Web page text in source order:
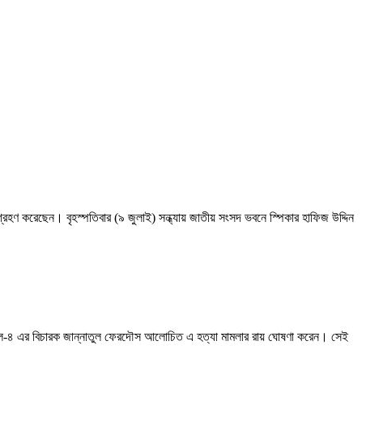
করেছেন। বৃহস্পতিবার (৯ জুলাই) সন্ধ্যায় জাতীয় সংসদ ভবনে স্পিকার হাফিজ উদ্দিন
৪ এর বিচারক জান্নাতুল ফেরদৌস আলোচিত এ হত্যা মামলার রায় ঘোষণা করেন। সেই